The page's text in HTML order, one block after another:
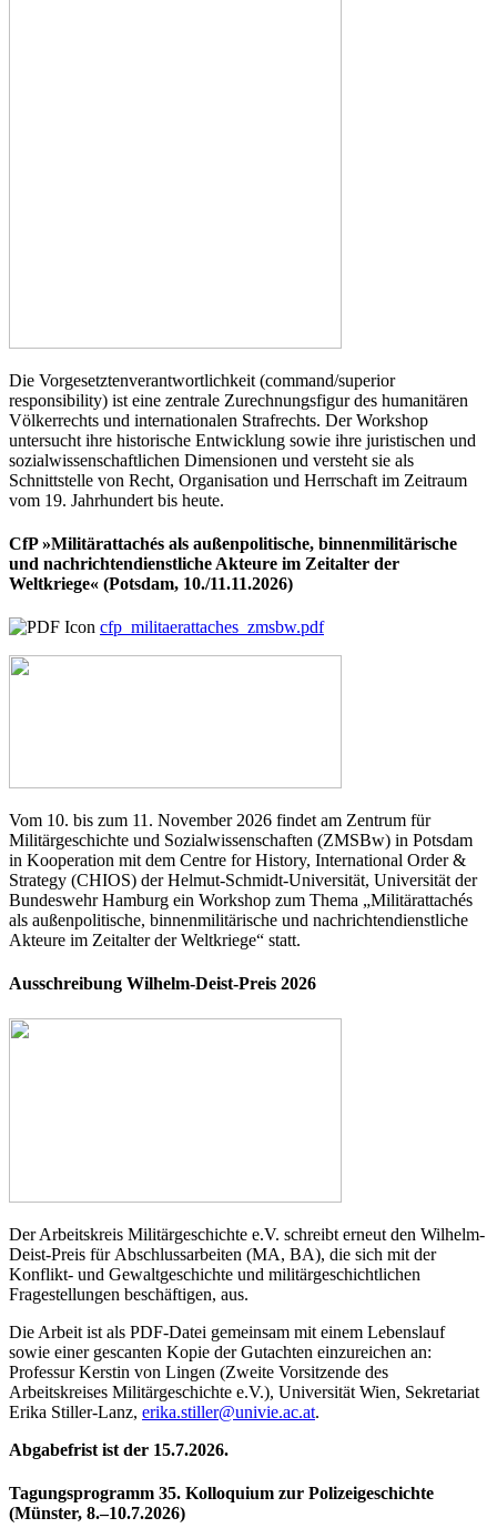
Die Vorgesetztenverantwortlichkeit (command/superior
responsibility) ist eine zentrale Zurechnungsfigur des humanitären
Völkerrechts und internationalen Strafrechts. Der Workshop
untersucht ihre historische Entwicklung sowie ihre juristischen und
sozialwissenschaftlichen Dimensionen und versteht sie als
Schnittstelle von Recht, Organisation und Herrschaft im Zeitraum
vom 19. Jahrhundert bis heute.
CfP »Militärattachés als außenpolitische, binnenmilitärische
und nachrichtendienstliche Akteure im Zeitalter der
Weltkriege« (Potsdam, 10./11.11.2026)
cfp_militaerattaches_zmsbw.pdf
Vom 10. bis zum 11. November 2026 findet am Zentrum für
Militärgeschichte und Sozialwissenschaften (ZMSBw) in Potsdam
in Kooperation mit dem Centre for History, International Order &
Strategy (CHIOS) der Helmut-Schmidt-Universität, Universität der
Bundeswehr Hamburg ein Workshop zum Thema „Militärattachés
als außenpolitische, binnenmilitärische und nachrichtendienstliche
Akteure im Zeitalter der Weltkriege“ statt.
Ausschreibung Wilhelm-Deist-Preis 2026
Der Arbeitskreis Militärgeschichte e.V. schreibt erneut den Wilhelm-
Deist-Preis für Abschlussarbeiten (MA, BA), die sich mit der
Konflikt- und Gewaltgeschichte und militärgeschichtlichen
Fragestellungen beschäftigen, aus.
Die Arbeit ist als PDF-Datei gemeinsam mit einem Lebenslauf
sowie einer gescanten Kopie der Gutachten einzureichen an:
Professur Kerstin von Lingen (Zweite Vorsitzende des
Arbeitskreises Militärgeschichte e.V.), Universität Wien, Sekretariat
Erika Stiller-Lanz, erika.stiller@univie.ac.at.
Abgabefrist ist der 15.7.2026.
Tagungsprogramm 35. Kolloquium zur Polizeigeschichte
(Münster, 8.–10.7.2026)